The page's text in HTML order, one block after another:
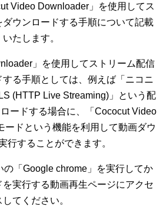
Video Downloader」を使用してス
ダウンロードする手順について記載
いたします。
」を使用してストリーム配信
る手順としては、例えば「ニコニ
(HTTP Live Streaming)」という配
ードする場合に、「Cococut Video
ードという機能を利用して動画ダウ
行することができます。
の「Google chrome」を実行してか
実行する動画再生ページにアクセ
してください。